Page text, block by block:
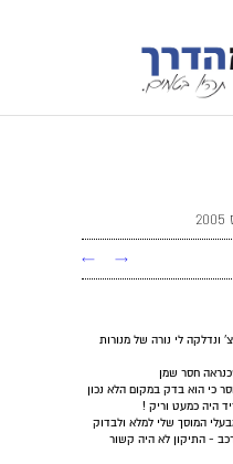
→
←
ונדלקה לי נורה של מנורות
חסר שמן
כי הוא בדק במקום הלא נכון
היה כמעט וריק !
המוסך שלי למלא ולבדוק
- התיקון לא היה קשור